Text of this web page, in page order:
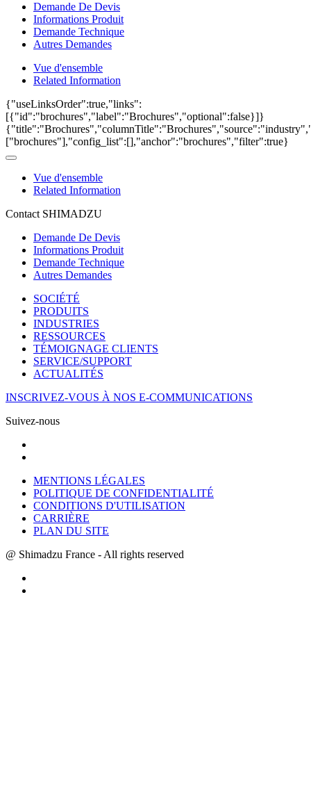
Demande De Devis
Informations Produit
Demande Technique
Autres Demandes
Vue d'ensemble
Related Information
{"useLinksOrder":true,"links":
[{"id":"brochures","label":"Brochures","optional":false}]}
["brochures"],"config_list":[],"anchor":"brochures","filter":true}
Vue d'ensemble
Related Information
Contact SHIMADZU
Demande De Devis
Informations Produit
Demande Technique
Autres Demandes
SOCIÉTÉ
PRODUITS
INDUSTRIES
RESSOURCES
TÉMOIGNAGE CLIENTS
SERVICE/SUPPORT
ACTUALITÉS
INSCRIVEZ-VOUS À NOS E-COMMUNICATIONS
Suivez-nous
MENTIONS LÉGALES
POLITIQUE DE CONFIDENTIALITÉ
CONDITIONS D'UTILISATION
CARRIÈRE
PLAN DU SITE
@ Shimadzu France - All rights reserved